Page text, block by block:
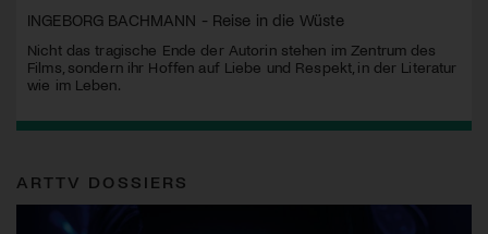
INGEBORG BACHMANN - Reise in die Wüste
Nicht das tragische Ende der Autorin stehen im Zentrum des
Films, sondern ihr Hoffen auf Liebe und Respekt, in der Literatur
wie im Leben.
ARTTV DOSSIERS